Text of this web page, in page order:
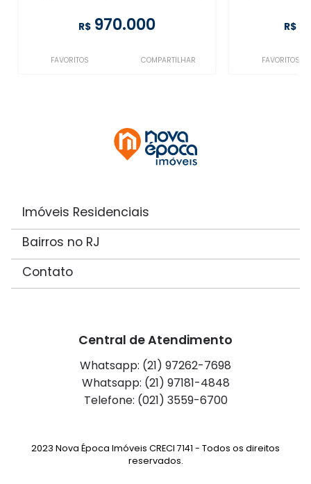
R$ 970.000
FAVORITOS COMPARTILHAR
R$
FAVORITOS
Imóveis Residenciais
Bairros no RJ
Contato
Central de Atendimento
Whatsapp: (21) 97262-7698
Whatsapp: (21) 97181-4848
Telefone: (021) 3559-6700
2023 Nova Época Imóveis CRECI 7141 - Todos os direitos
reservados.